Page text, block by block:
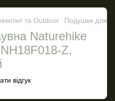
та Outdoor Подушки для
Naturehike
Z,
відгук